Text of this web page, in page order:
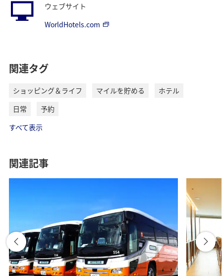
ウェブサイト
WorldHotels.com
関連タグ
ショッピング＆ライフ マイルを貯める
ホテル
日常
予約
すべて表示
関連記事